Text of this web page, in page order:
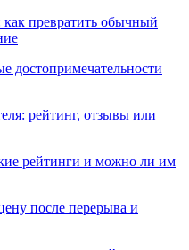
превратить обычный
достопримечательности
рейтинг, отзывы или
рейтинги и можно ли им
после перерыва и